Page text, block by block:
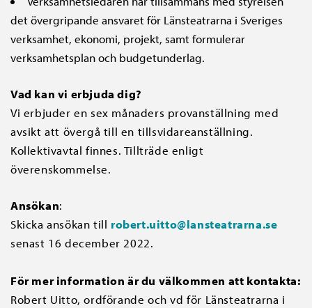
det övergripande ansvaret för Länsteatrarna i Sveriges
verksamhet, ekonomi, projekt, samt formulerar
verksamhetsplan och budgetunderlag.
Vad kan vi erbjuda dig?
Vi erbjuder en sex månaders provanställning med
avsikt att övergå till en tillsvidareanställning.
Kollektivavtal finnes. Tillträde enligt
överenskommelse.
Ansökan:
Skicka ansökan till robert.uitto@lansteatrarna.se
senast 16 december 2022.
För mer information är du välkommen att kontakta:
Robert Uitto, ordförande och vd för Länsteatrarna i